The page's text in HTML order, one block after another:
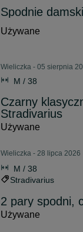
Spodnie
Używane
Wieliczka - 05 sierpnia
M / 38
Czarny
Stradivarius
Używane
Wieliczka - 28 lipca 2026
M / 38
Stradivarius
2 pary spodni,
Używane